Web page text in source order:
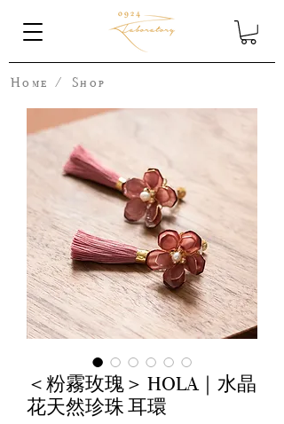
Home / Shop
＜粉霧玫瑰＞ HOLA｜水晶
花天然珍珠 耳環